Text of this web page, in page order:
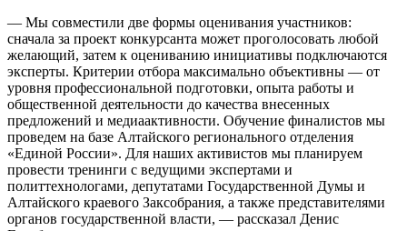
— Мы совместили две формы оценивания участников:
сначала за проект конкурсанта может проголосовать любой
желающий, затем к оцениванию инициативы подключаются
эксперты. Критерии отбора максимально объективны — от
уровня профессиональной подготовки, опыта работы и
общественной деятельности до качества внесенных
предложений и медиаактивности. Обучение финалистов мы
проведем на базе Алтайского регионального отделения
«Единой России». Для наших активистов мы планируем
провести тренинги с ведущими экспертами и
политтехнологами, депутатами Государственной Думы и
Алтайского краевого Заксобрания, а также представителями
органов государственной власти, — рассказал Денис